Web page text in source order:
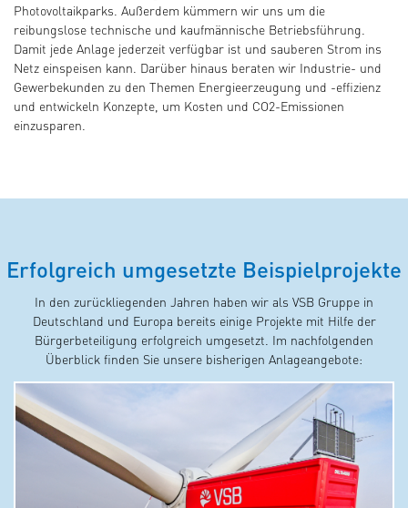
Photovoltaikparks. Außerdem kümmern wir uns um die
reibungslose technische und kaufmännische Betriebsführung.
Damit jede Anlage jederzeit verfügbar ist und sauberen Strom ins
Netz einspeisen kann. Darüber hinaus beraten wir Industrie- und
Gewerbekunden zu den Themen Energieerzeugung und -effizienz
und entwickeln Konzepte, um Kosten und CO2-Emissionen
einzusparen.
Erfolgreich umgesetzte Beispielprojekte
In den zurückliegenden Jahren haben wir als VSB Gruppe in
Deutschland und Europa bereits einige Projekte mit Hilfe der
Bürgerbeteiligung erfolgreich umgesetzt. Im nachfolgenden
Überblick finden Sie unsere bisherigen Anlageangebote: